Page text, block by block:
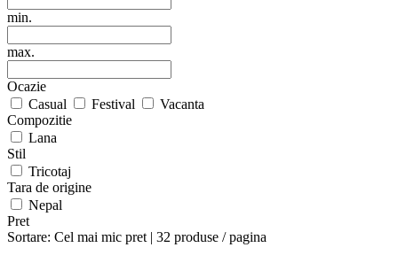
min.
max.
Ocazie
Casual
Festival
Vacanta
Compozitie
Lana
Stil
Tricotaj
Tara de origine
Nepal
Pret
Sortare: Cel mai mic pret | 32 produse / pagina